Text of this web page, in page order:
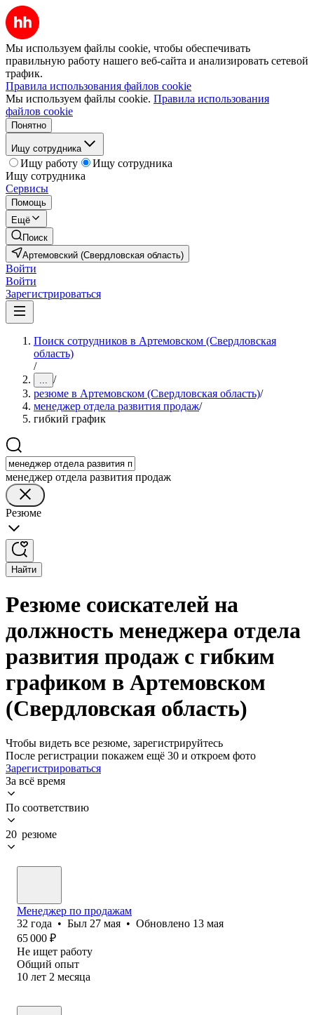
Мы используем файлы cookie, чтобы обеспечивать
правильную работу нашего веб-сайта и анализировать сетевой
трафик.
Правила использования файлов cookie
Мы используем файлы cookie. Правила использования
файлов cookie
Понятно
Ищу сотрудника
Ищу работу
Ищу сотрудника
Ищу сотрудника
Сервисы
Помощь
Ещё
Поиск
Артемовский (Свердловская область)
Войти
Войти
Зарегистрироваться
Поиск сотрудников в Артемовском (Свердловская
область)
/
... /
резюме в Артемовском (Свердловская область)/
менеджер отдела развития продаж/
гибкий график
менеджер отдела развития продаж
Резюме
Найти
Резюме соискателей на
должность менеджера отдела
развития продаж с гибким
графиком в Артемовском
(Свердловская область)
Чтобы видеть все резюме, зарегистрируйтесь
После регистрации покажем ещё 30 и откроем фото
Зарегистрироваться
За всё время
По соответствию
20 резюме
Менеджер по продажам
32 года • Был 27 мая • Обновлено 13 мая
65 000 ₽
Не ищет работу
Общий опыт
10 лет 2 месяца